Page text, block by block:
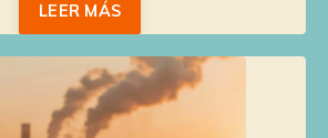
LEER MÁS